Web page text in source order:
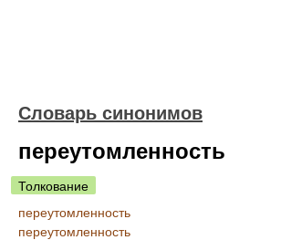
Словарь синонимов
переутомленность
Толкование
переутомленность
переутомленность